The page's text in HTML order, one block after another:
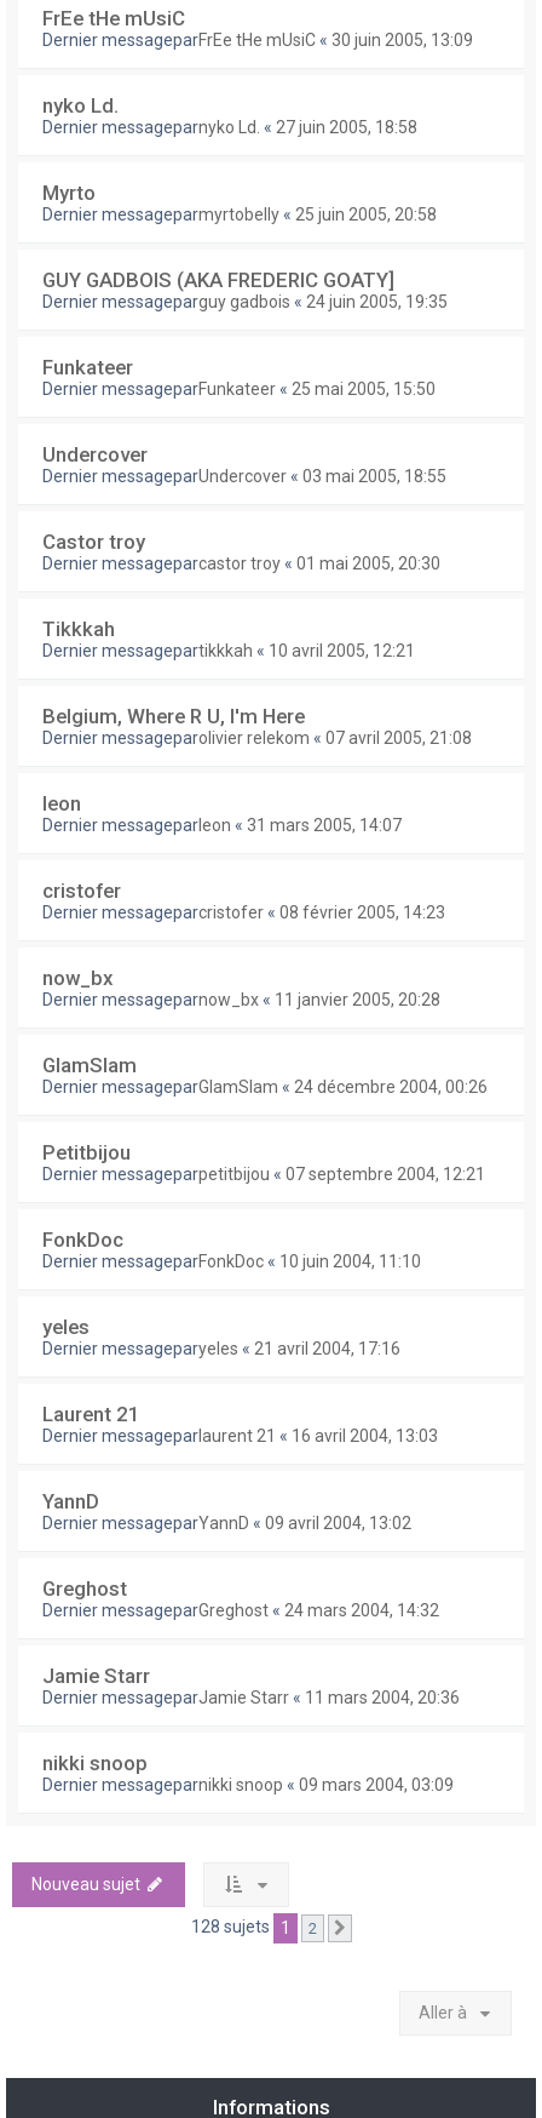
FrEe tHe mUsiC
Dernier messageparFrEe tHe mUsiC « 30 juin 2005, 13:09
nyko Ld.
Dernier messageparnyko Ld. « 27 juin 2005, 18:58
Myrto
Dernier messageparmyrtobelly « 25 juin 2005, 20:58
GUY GADBOIS (AKA FREDERIC GOATY]
Dernier messageparguy gadbois « 24 juin 2005, 19:35
Funkateer
Dernier messageparFunkateer « 25 mai 2005, 15:50
Undercover
Dernier messageparUndercover « 03 mai 2005, 18:55
Castor troy
Dernier messageparcastor troy « 01 mai 2005, 20:30
Tikkkah
Dernier messagepartikkkah « 10 avril 2005, 12:21
Belgium, Where R U, I'm Here
Dernier messageparolivier relekom « 07 avril 2005, 21:08
leon
Dernier messageparleon « 31 mars 2005, 14:07
cristofer
Dernier messageparcristofer « 08 février 2005, 14:23
now_bx
Dernier messageparnow_bx « 11 janvier 2005, 20:28
GlamSlam
Dernier messageparGlamSlam « 24 décembre 2004, 00:26
Petitbijou
Dernier messageparpetitbijou « 07 septembre 2004, 12:21
FonkDoc
Dernier messageparFonkDoc « 10 juin 2004, 11:10
yeles
Dernier messageparyeles « 21 avril 2004, 17:16
Laurent 21
Dernier messageparlaurent 21 « 16 avril 2004, 13:03
YannD
Dernier messageparYannD « 09 avril 2004, 13:02
Greghost
Dernier messageparGreghost « 24 mars 2004, 14:32
Jamie Starr
Dernier messageparJamie Starr « 11 mars 2004, 20:36
nikki snoop
Dernier messageparnikki snoop « 09 mars 2004, 03:09
Nouveau sujet
128 sujets 1 2
Aller à
Informations